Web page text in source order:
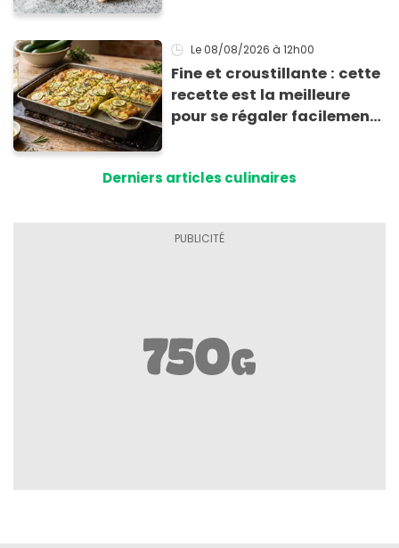
Le 08/08/2026 à 12h00
Fine et croustillante : cette
recette est la meilleure
pour se régaler facilement
Derniers articles culinaires